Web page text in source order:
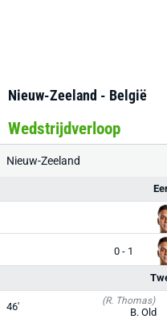
Nieuw-Zeeland - België
Wedstrijdverloop
Nieuw-Zeeland
0 - 1
46' (R. Thomas)
B. Old